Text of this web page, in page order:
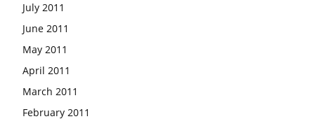
July 2011
June 2011
May 2011
April 2011
March 2011
February 2011